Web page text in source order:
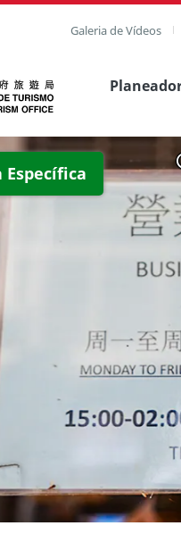
Galeria de Vídeos
Ver imagem